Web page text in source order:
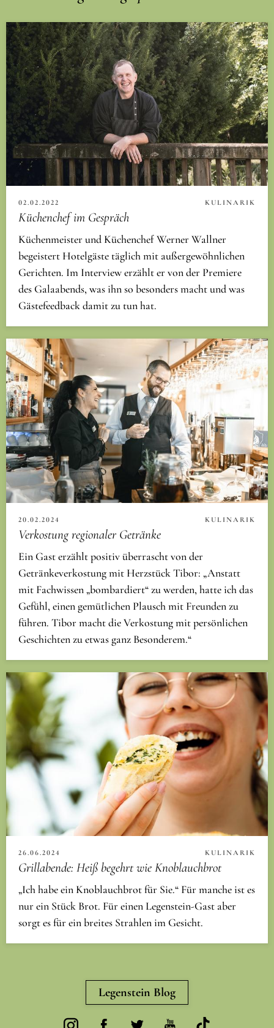
02.02.2022 KULINARIK
Küchenchef im Gespräch
Küchenmeister und Küchenchef Werner Wallner
begeistert Hotelgäste täglich mit außergewöhnlichen
Gerichten. Im Interview erzählt er von der Premiere
des Galaabends, was ihn so besonders macht und was
Gästefeedback damit zu tun hat.
20.02.2024 KULINARIK
Verkostung regionaler Getränke
Ein Gast erzählt positiv überrascht von der
Getränkeverkostung mit Herzstück Tibor: „Anstatt
mit Fachwissen „bombardiert“ zu werden, hatte ich das
Gefühl, einen gemütlichen Plausch mit Freunden zu
führen. Tibor macht die Verkostung mit persönlichen
Geschichten zu etwas ganz Besonderem.“
26.06.2024 KULINARIK
Grillabende: Heiß begehrt wie Knoblauchbrot
„Ich habe ein Knoblauchbrot für Sie.“ Für manche ist es
nur ein Stück Brot. Für einen Legenstein-Gast aber
sorgt es für ein breites Strahlen im Gesicht.
Legenstein Blog